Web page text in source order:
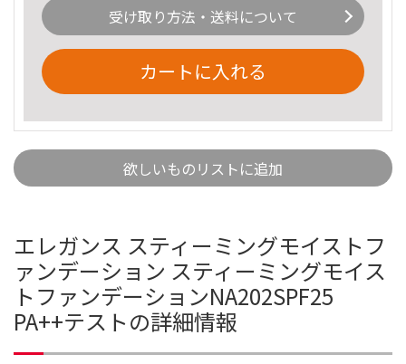
受け取り方法・送料について
カートに入れる
欲しいものリストに追加
エレガンス スティーミングモイストフ
ァンデーション スティーミングモイス
トファンデーションNA202SPF25
PA++テストの詳細情報